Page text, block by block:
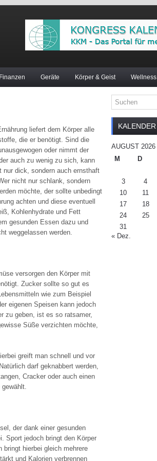
Finanzen Geräte Körper & Geist Wellness
liefert dem Körper alle
die er benötigt. Sind die
oder nimmt der
auch zu wenig zu sich, kann
nur dick, sondern auch ernsthaft
nicht nur schlank, sondern
möchte, der sollte unbedingt
achten und diese eventuell
Kohlenhydrate und Fett
gesunden Essen dazu und
weggelassen werden.
versorgen den Körper mit
Zucker sollte so gut es
wie zum Beispiel
eigenen Speisen kann jedoch
zu geben, ist es so ratsamer,
Süße verzichten möchte,
greift man schnell und vor
darf geknabbert werden,
Cracker oder auch einen
der dank einer gesunden
Sport jedoch bringt den Körper
hierbei gleich mehrere
und Kalorien verbrennen
KALENDER
AUGUST 2026
M
D
3
4
10
11
17
18
24
25
31
« Dez.